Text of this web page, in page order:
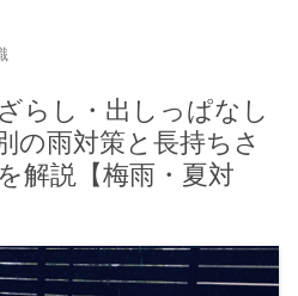
らし・出しっぱなし
の雨対策と長持ちさ
解説【梅雨・夏対